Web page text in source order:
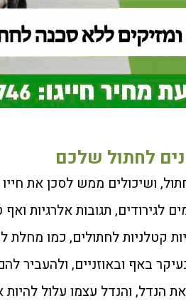
ושיכולים ממש לסכן את
לגירודים, תגובות אלרגיות
קטלניות לחתולים, כמו מחלת
באף ובאוזניים, ולהעביר
הנדל, והנדל עצמו עלול להיות